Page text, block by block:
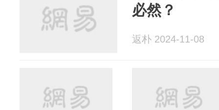
必然？
返朴 2024-11-08